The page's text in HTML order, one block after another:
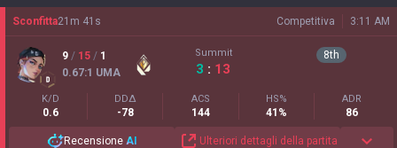
Competitiva 3:11 AM
Sconfitta21 m 41 s
9 / 15 / 1
0.67:1 UMA
Summit
3 : 13
8th
K/D
0.6
DDΔ
-78
ACS
144
HS%
41%
ADR
86
Recensione AI Ulteriori dettagli della partita